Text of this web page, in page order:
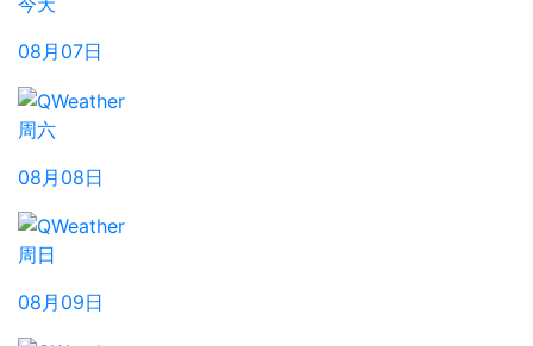
08月07日
周六
08月08日
周日
08月09日